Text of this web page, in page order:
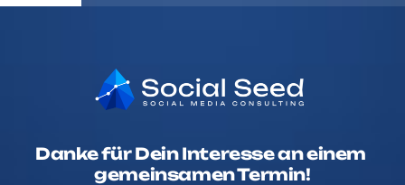
Danke für Dein Interesse an einem
gemeinsamen Termin!